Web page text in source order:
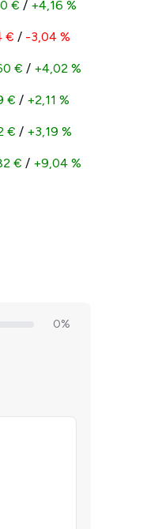
€ / +4,16 %
€ / -3,04 %
€ / +4,02 %
€ / +2,11 %
€ / +3,19 %
€ / +9,04 %